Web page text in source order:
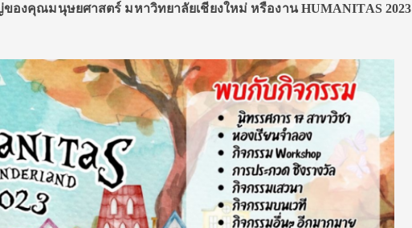
องคุณมนุษยศาสตร์ มหาวิทยาลัยเชียงใหม่ หรืองาน HUMANITAS 2023